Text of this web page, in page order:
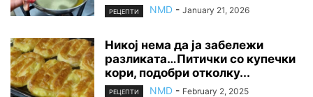
РЕЦЕПТИ NMD - January 21, 2026
Никој нема да ја забележи
разликата…Питички со купечки
кори, подобри отколку...
РЕЦЕПТИ NMD - February 2, 2025